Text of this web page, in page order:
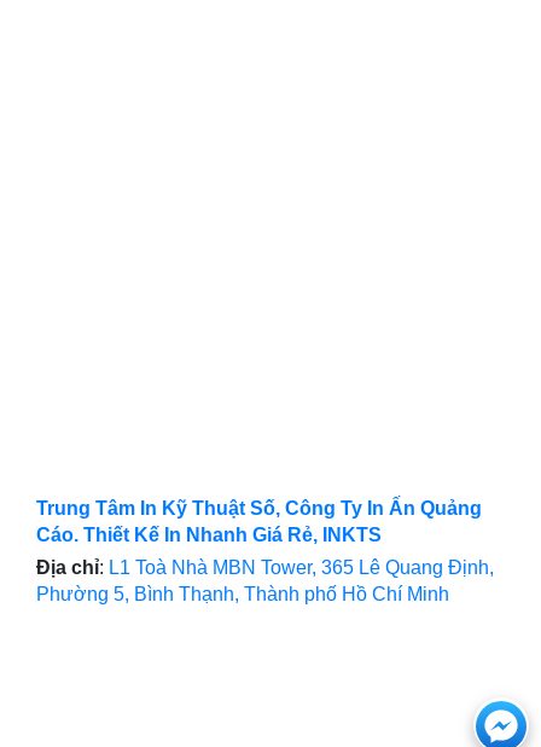
Trung Tâm In Kỹ Thuật Số, Công Ty In Ấn Quảng
Cáo. Thiết Kế In Nhanh Giá Rẻ, INKTS
Địa chỉ: L1 Toà Nhà MBN Tower, 365 Lê Quang Định,
Phường 5, Bình Thạnh, Thành phố Hồ Chí Minh